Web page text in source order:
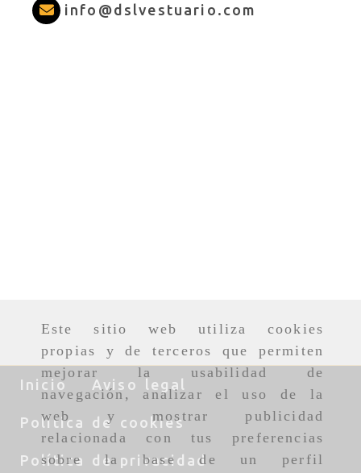
Este sitio web utiliza cookies
propias y de terceros que permiten
mejorar la usabilidad de
navegación, analizar el uso de la
web y mostrar publicidad
relacionada con tus preferencias
sobre la base de un perfil
info dslvestuario.com
Inicio Aviso legal
Política de cookies
Política de privacidad